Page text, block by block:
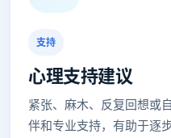
支持
心理支持建议
紧张、麻木、反复回想或
伴和专业支持，有助于逐步